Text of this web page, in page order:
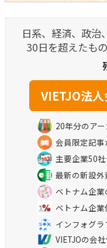
日系、経済、政治
30日を超えたも
20年分のア
会員限定記
主要企業50
最新の新設
ベトナム企
ベトナム企
インフォグ
VIETJOの会